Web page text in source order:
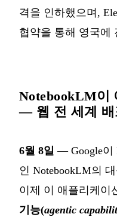
격을 인하했으며,
협약을 통해 영국에
NotebookLM이
— 웹 전 세계 배
6월 8일 — Google이
인 NotebookLM의
이제 이 애플리케이
기능(agentic